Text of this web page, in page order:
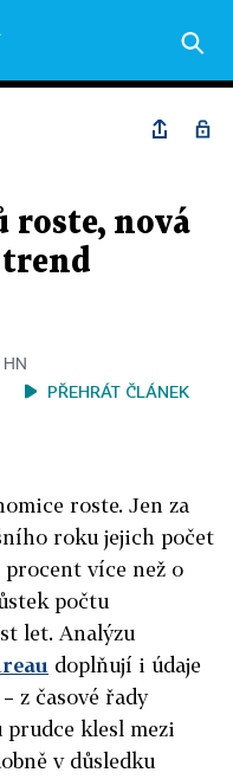
roste, nová
PŘEHRÁT ČLÁNEK
roste. Jen za
roku jejich počet
procent více než o
počtu
let. Analýzu
doplňují i údaje
z časové řady
klesl mezi
v důsledku